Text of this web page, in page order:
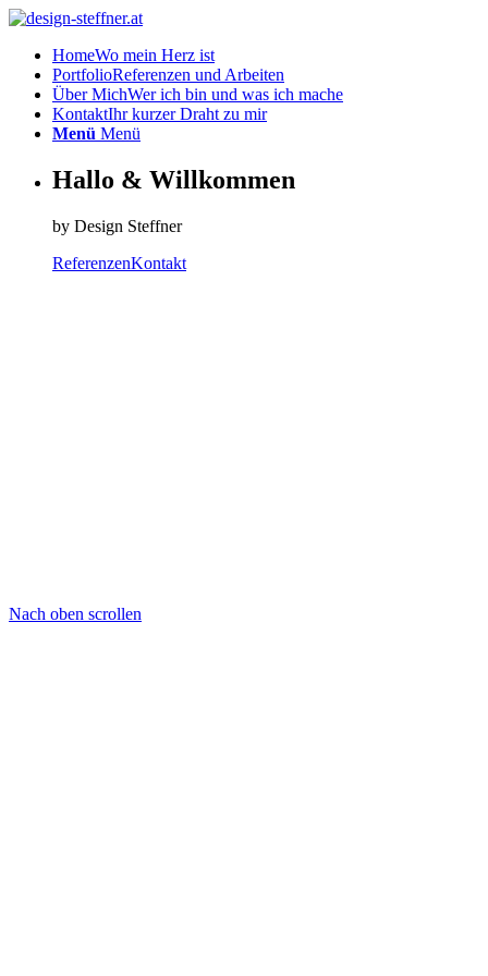
HomeWo mein Herz ist
PortfolioReferenzen und Arbeiten
Über MichWer ich bin und was ich mache
KontaktIhr kurzer Draht zu mir
Menü Menü
Hallo & Willkommen
by Design Steffner
ReferenzenKontakt
Nach oben scrollen